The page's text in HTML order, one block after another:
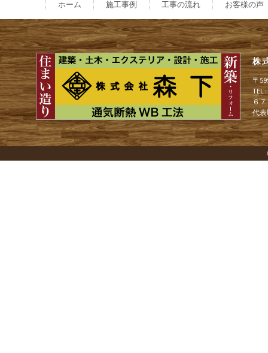
シ
ョ
ン
ホーム 施工事例 工事の流れ お客様の声
株
〒
TEL
６
代